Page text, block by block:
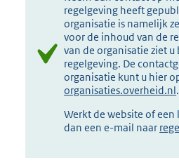
regelgeving heeft
organisatie is namelijk
voor de inhoud van de
van de organisatie ziet u
regelgeving. De
organisatie kunt u hier
organisaties.overheid.nl.
Werkt de website of
dan een e-mail naar